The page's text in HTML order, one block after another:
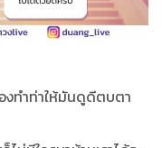
งทำท่าให้มันดูดีตบตา